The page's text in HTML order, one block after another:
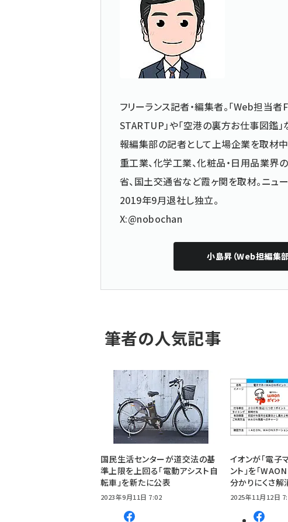
フリーランス記者・編集者。「Web担当
STARTUP」や「空港の裏方お仕事図鑑
報編集部の記者として上場企業を取材
重工業、化学工業、化粧品・日用品業界
省、国土交通省など霞ヶ関を取材。ニュ
2019年9月退社し独立。
X:@nobochan
小島昇（Web担編集部
筆者の人気記事
国民生活センターが道交法の基
準上限を上回る「電動アシスト自
転車」を新たに公表
2023年9月11日 7:02
イオンが「電子
ント」を「
分かりにくさ解
2025年11月12日